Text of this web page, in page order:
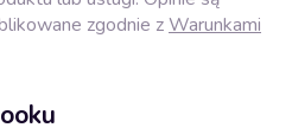
zgodnie zWarunkami